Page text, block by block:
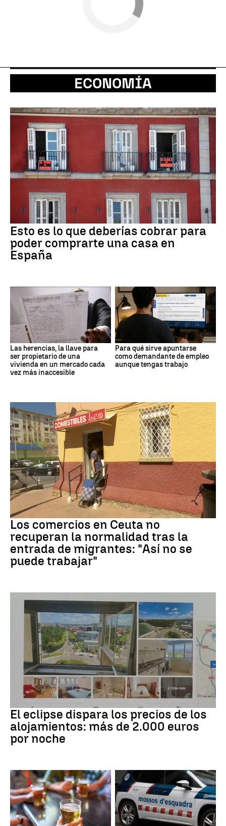
ECONOMÍA
Esto es lo que deberías cobrar para
poder comprarte una casa en
España
Las herencias, la llave para
ser propietario de una
vivienda en un mercado cada
vez más inaccesible
Para qué sirve apuntarse
como demandante de empleo
aunque tengas trabajo
Crisis migrantes
Los comercios en Ceuta no
recuperan la normalidad tras la
entrada de migrantes: "Así no se
puede trabajar"
Eclipse solar
El eclipse dispara los precios de los
alojamientos: más de 2.000 euros
por noche
Día Internacional Cerveza Estafa